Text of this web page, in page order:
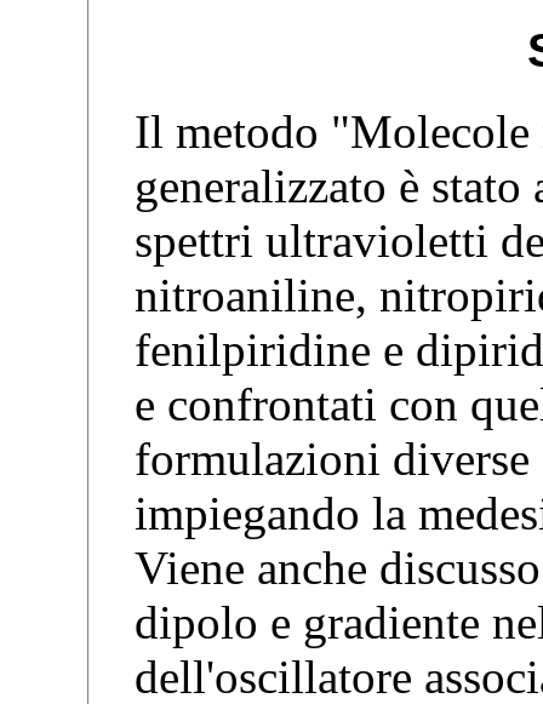
Il metodo
generalizzato è
spettri ultravioletti
nitroaniline,
fenilpiridine e
e confrontati con
formulazioni diverse
impiegando la
Viene anche
dipolo e gradiente
dell'oscillatore